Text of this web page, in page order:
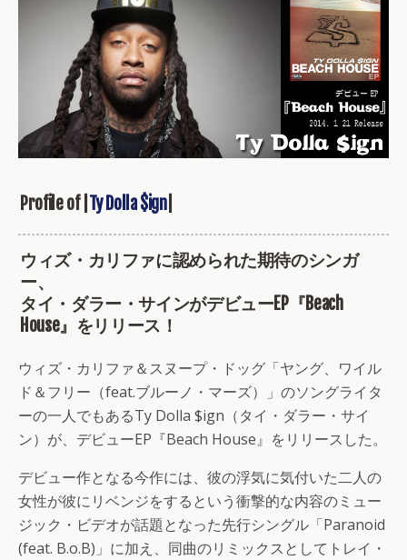
Profile of | Ty Dolla $ign|
ウィズ・カリファに認められた期待のシンガ
ー、
タイ・ダラー・サインがデビューEP『Beach
House』をリリース！
ウィズ・カリファ＆スヌープ・ドッグ「ヤング、ワイル
ド＆フリー（feat.ブルーノ・マーズ）」のソングライタ
ーの一人でもあるTy Dolla $ign（タイ・ダラー・サイ
ン）が、デビューEP『Beach House』をリリースした。
デビュー作となる今作には、彼の浮気に気付いた二人の
女性が彼にリベンジをするという衝撃的な内容のミュー
ジック・ビデオが話題となった先行シングル「Paranoid
(feat. B.o.B)」に加え、同曲のリミックスとしてトレイ・